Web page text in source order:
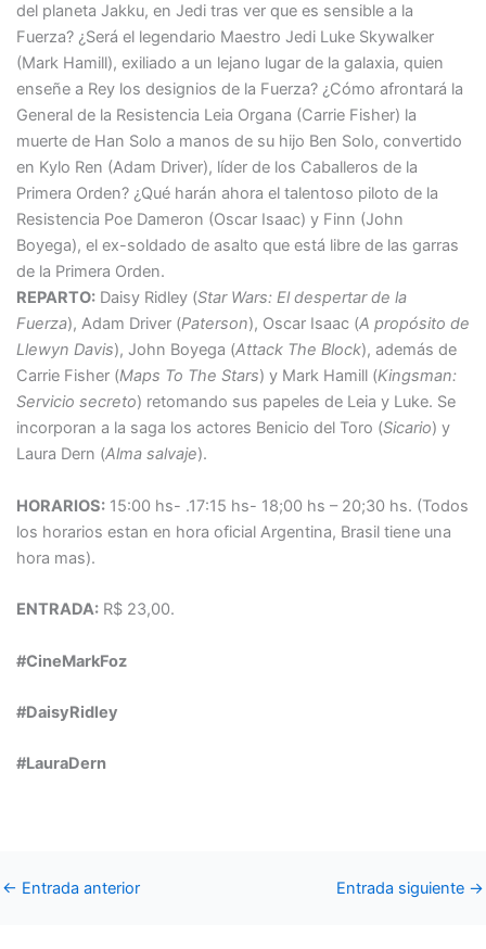
del planeta Jakku, en Jedi tras ver que es sensible a la
Fuerza? ¿Será el legendario Maestro Jedi Luke Skywalker
(Mark Hamill), exiliado a un lejano lugar de la galaxia, quien
enseñe a Rey los designios de la Fuerza? ¿Cómo afrontará la
General de la Resistencia Leia Organa (Carrie Fisher) la
muerte de Han Solo a manos de su hijo Ben Solo, convertido
en Kylo Ren (Adam Driver), líder de los Caballeros de la
Primera Orden? ¿Qué harán ahora el talentoso piloto de la
Resistencia Poe Dameron (Oscar Isaac) y Finn (John
Boyega), el ex-soldado de asalto que está libre de las garras
de la Primera Orden.
REPARTO:Daisy Ridley (Star Wars: El despertar de la
Fuerza), Adam Driver (Paterson), Oscar Isaac (A propósito de
Llewyn Davis), John Boyega (Attack The Block), además de
Carrie Fisher (Maps To The Stars) y Mark Hamill (Kingsman:
Servicio secreto) retomando sus papeles de Leia y Luke. Se
incorporan a la saga los actores Benicio del Toro (Sicario) y
Laura Dern (Alma salvaje).
HORARIOS:15:00 hs- .17:15 hs- 18;00 hs – 20;30 hs. (Todos
los horarios estan en hora oficial Argentina, Brasil tiene una
hora mas).
ENTRADA:R$ 23,00.
#CineMarkFoz
#DaisyRidley
#LauraDern
← Entrada anterior Entrada siguiente →